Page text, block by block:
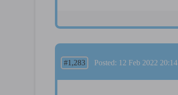
#1,283 Posted: 12 Feb 2022 20:14